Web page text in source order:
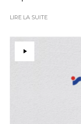
LIRE LA SUITE